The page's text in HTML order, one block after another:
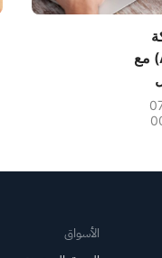
"أكا براندز" (AKA) مع
الأسواق